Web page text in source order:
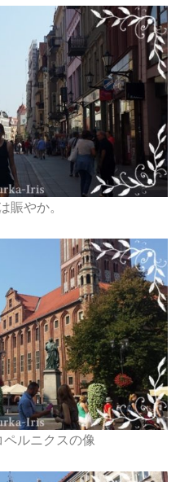
賑やか。
ペルニクスの像